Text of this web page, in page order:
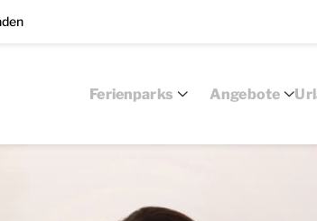
Ferienparks Angebote